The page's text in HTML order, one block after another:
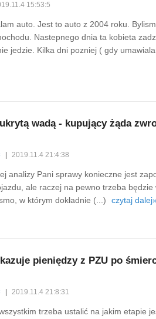
15:53:5
auto. Jest to auto z 2004 roku.
Nastepnego dnia ta kobieta
jedzie. Kilka dni pozniej ( gdy
wadą - kupujący żąda
2019.11.4 21:4:38
analizy Pani sprawy konieczne jest
ale raczej na pewno trzeba będzie
w którym dokładnie (...)
czytaj
pieniędzy z PZU po
2019.11.4 21:8:31
trzeba ustalić na jakim etapie